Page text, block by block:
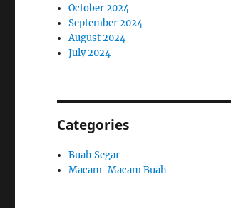
October 2024
September 2024
August 2024
July 2024
Categories
Buah Segar
Macam-Macam Buah